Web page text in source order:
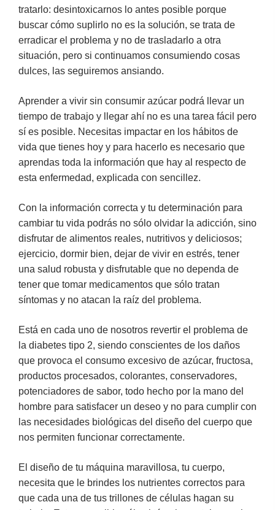
tratarlo: desintoxicarnos lo antes posible porque
buscar cómo suplirlo no es la solución, se trata de
erradicar el problema y no de trasladarlo a otra
situación, pero si continuamos consumiendo cosas
dulces, las seguiremos ansiando.
Aprender a vivir sin consumir azúcar podrá llevar un
tiempo de trabajo y llegar ahí no es una tarea fácil pero
sí es posible. Necesitas impactar en los hábitos de
vida que tienes hoy y para hacerlo es necesario que
aprendas toda la información que hay al respecto de
esta enfermedad, explicada con sencillez.
Con la información correcta y tu determinación para
cambiar tu vida podrás no sólo olvidar la adicción, sino
disfrutar de alimentos reales, nutritivos y deliciosos;
ejercicio, dormir bien, dejar de vivir en estrés, tener
una salud robusta y disfrutable que no dependa de
tener que tomar medicamentos que sólo tratan
síntomas y no atacan la raíz del problema.
Está en cada uno de nosotros revertir el problema de
la diabetes tipo 2, siendo conscientes de los daños
que provoca el consumo excesivo de azúcar, fructosa,
productos procesados, colorantes, conservadores,
potenciadores de sabor, todo hecho por la mano del
hombre para satisfacer un deseo y no para cumplir con
las necesidades biológicas del diseño del cuerpo que
nos permiten funcionar correctamente.
El diseño de tu máquina maravillosa, tu cuerpo,
necesita que le brindes los nutrientes correctos para
que cada una de tus trillones de células hagan su